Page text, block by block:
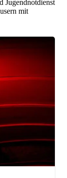
Jugendnotdienst
mit